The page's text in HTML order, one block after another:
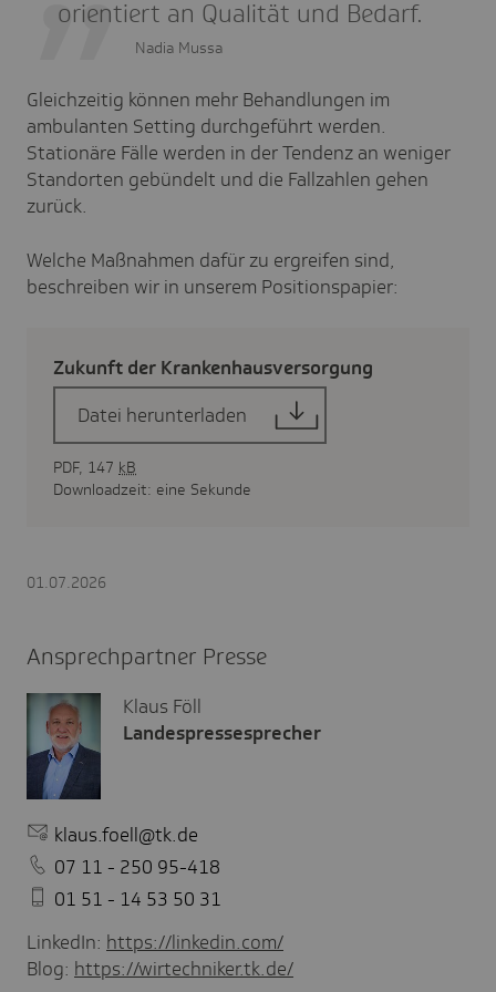
orientiert an Qualität und Bedarf.
Nadia Mussa
Gleichzeitig können mehr Behandlungen im
ambulanten Setting durchgeführt werden.
Stationäre Fälle werden in der Tendenz an weniger
Standorten gebündelt und die Fallzahlen gehen
zurück.
Welche Maßnahmen dafür zu ergreifen sind,
beschreiben wir in unserem Positionspapier:
Zukunft der Kran­ken­haus­ver­sor­gung
Datei herunterladen
PDF, 147 kB
Downloadzeit: eine Sekunde
01.07.2026
Ansprechpartner Presse
Klaus Föll
Landespressesprecher
klaus.foell@tk.de
07 11 - 250 95-418
01 51 - 14 53 50 31
LinkedIn: https://linkedin.com/
Blog: https://wirtechniker.tk.de/